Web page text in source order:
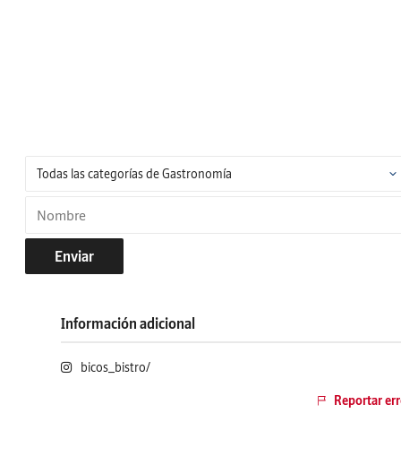
Enviar
Información adicional
bicos_bistro/
Reportar